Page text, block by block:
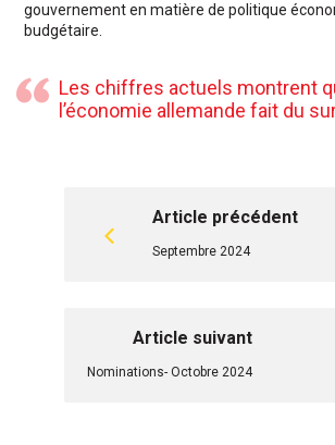
gouvernement en matière de politique
budgétaire.
Les chiffres actuels montrent
l’économie allemande fait du
Article précédent
Septembre 2024
Article suivant
Nominations- Octobre 2024